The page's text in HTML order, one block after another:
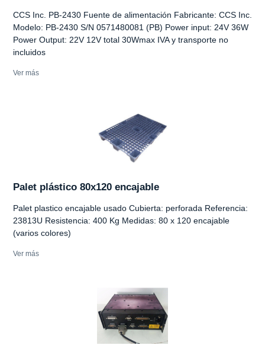
CCS Inc. PB-2430 Fuente de alimentación Fabricante: CCS Inc.
Modelo: PB-2430 S/N 0571480081 (PB) Power input: 24V 36W
Power Output: 22V 12V total 30Wmax IVA y transporte no
incluidos
Ver más
Palet plástico 80x120 encajable
Palet plastico encajable usado Cubierta: perforada Referencia:
23813U Resistencia: 400 Kg Medidas: 80 x 120 encajable
(varios colores)
Ver más